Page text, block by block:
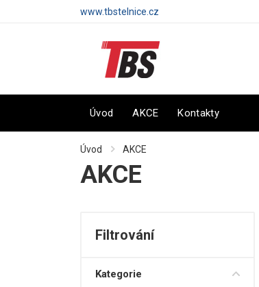
www.tbstelnice.cz
Úvod AKCE Kontakty
Úvod AKCE
AKCE
Filtrování
Kategorie